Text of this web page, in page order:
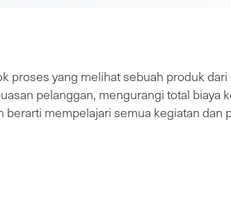
proses yang melihat sebuah produk
pelanggan, mengurangi total biaya
mempelajari semua kegiatan